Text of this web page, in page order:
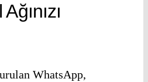
WhatsApp,